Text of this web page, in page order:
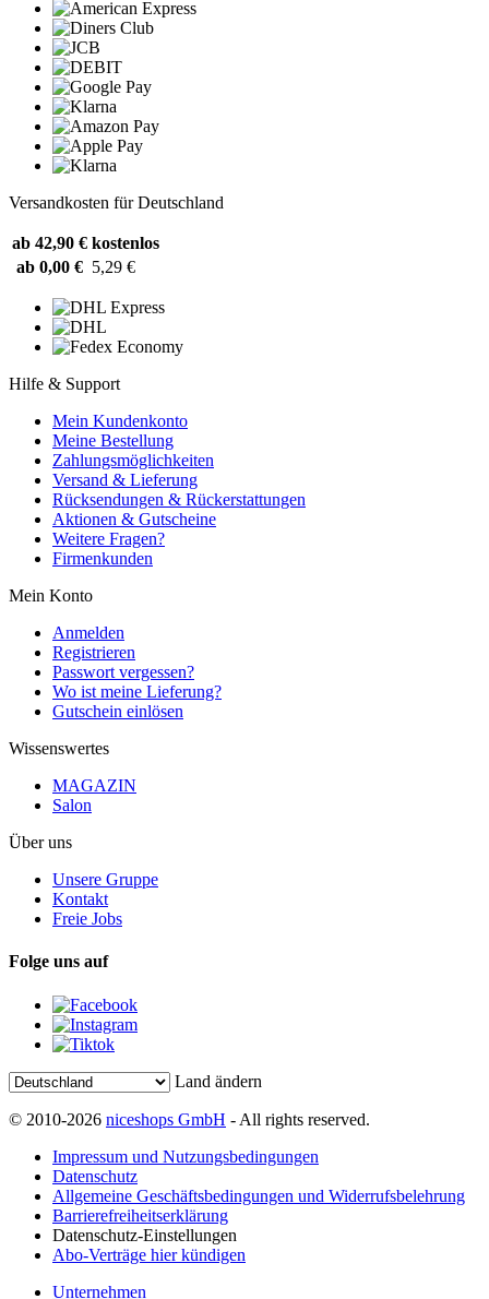
Versandkosten für Deutschland
ab 42,90 € kostenlos
ab 0,00 € 5,29 €
Hilfe & Support
Mein Kundenkonto
Meine Bestellung
Zahlungsmöglichkeiten
Versand & Lieferung
Rücksendungen & Rückerstattungen
Aktionen & Gutscheine
Weitere Fragen?
Firmenkunden
Mein Konto
Anmelden
Registrieren
Passwort vergessen?
Wo ist meine Lieferung?
Gutschein einlösen
Wissenswertes
MAGAZIN
Salon
Über uns
Unsere Gruppe
Kontakt
Freie Jobs
Folge uns auf
Land ändern
© 2010-2026 niceshops GmbH - All rights reserved.
Impressum und Nutzungsbedingungen
Datenschutz
Allgemeine Geschäftsbedingungen und Widerrufsbelehrung
Barrierefreiheitserklärung
Datenschutz-Einstellungen
Abo-Verträge hier kündigen
Unternehmen